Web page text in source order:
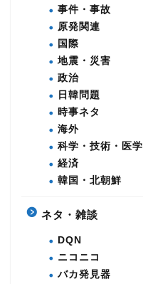
事件・事故
原発関連
国際
地震・災害
政治
日韓問題
時事ネタ
海外
科学・技術・医学
経済
韓国・北朝鮮
ネタ・雑談
DQN
ニコニコ
バカ発見器